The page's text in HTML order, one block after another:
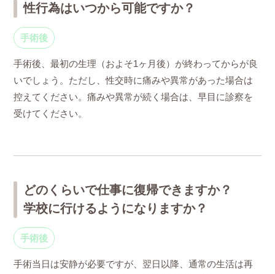
性行為はいつから可能ですか？
手術後
手術後、最初の生理（およそ1ヶ月後）が終わってからが良
いでしょう。ただし、性交時に痛みや異常があった場合は
控えてください。痛みや異常が続く場合は、早目に診察を
受けてください。
どのくらいで仕事に復帰できますか？
学校に行けるようになりますか？
手術後
手術当日は安静が必要ですが、翌日以降、通常の生活は再